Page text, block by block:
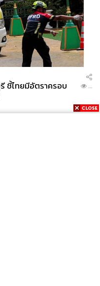
ชี้ไทยมีอัตราครอบ
...